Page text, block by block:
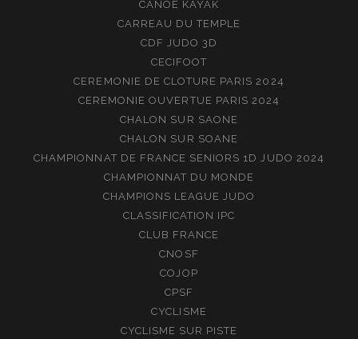
CANOE KAYAK
CARREAU DU TEMPLE
CDF JUDO 3D
CECIFOOT
CEREMONIE DE CLOTURE PARIS 2024
CEREMONIE OUVERTUE PARIS 2024
CHALON SUR SAONE
CHALON SUR SOANE
CHAMPIONNAT DE FRANCE SENIORS 1D JUDO 2024
CHAMPIONNAT DU MONDE
CHAMPIONS LEAGUE JUDO
CLASSIFICATION IPC
CLUB FRANCE
CNOSF
COJOP
CPSF
CYCLISME
CYCLISME SUR PISTE